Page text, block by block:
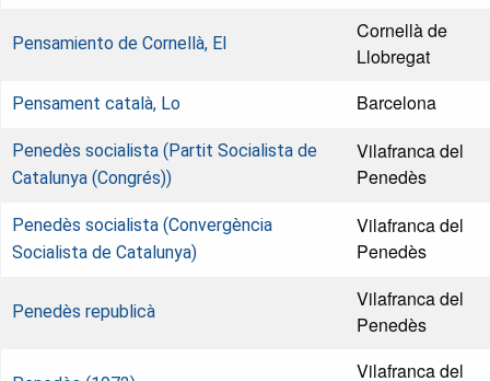
Pensamiento de Cornellà, El
Cornellà de
Llobregat
Pensament català, Lo Barcelona
Penedès socialista (Partit Socialista de
Catalunya (Congrés))
Vilafranca del
Penedès
Penedès socialista (Convergència
Socialista de Catalunya)
Vilafranca del
Penedès
Penedès republicà
Vilafranca del
Penedès
Vilafranca del